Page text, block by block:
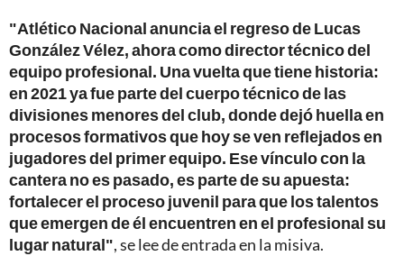
"Atlético Nacional anuncia el regreso de Lucas
González Vélez, ahora como director técnico del
equipo profesional. Una vuelta que tiene historia:
en 2021 ya fue parte del cuerpo técnico de las
divisiones menores del club, donde dejó huella en
procesos formativos que hoy se ven reflejados en
jugadores del primer equipo. Ese vínculo con la
cantera no es pasado, es parte de su apuesta:
fortalecer el proceso juvenil para que los talentos
que emergen de él encuentren en el profesional su
lugar natural", se lee de entrada en la misiva.